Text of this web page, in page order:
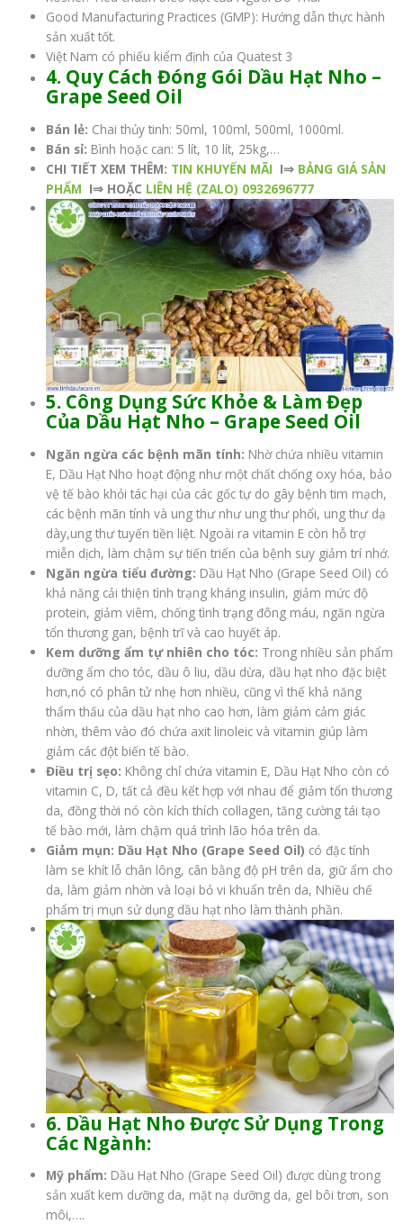
Good Manufacturing Practices (GMP): Hướng dẫn thực hành
sản xuất tốt.
Việt Nam có phiếu kiểm định của Quatest 3
4. Quy Cách Đóng Gói Dầu Hạt Nho –
Grape Seed Oil
Bán lẻ: Chai thủy tinh: 50ml, 100ml, 500ml, 1000ml.
Bán sỉ: Bình hoặc can: 5 lít, 10 lít, 25kg,…
CHI TIẾT XEM THÊM: TIN KHUYẾN MÃI I⇒ BẢNG GIÁ SẢN
PHẨM I⇒ HOẶC LIÊN HỆ (ZALO) 0932696777
5. Công Dụng Sức Khỏe & Làm Đẹp
Của Dầu Hạt Nho – Grape Seed Oil
Ngăn ngừa các bệnh mãn tính: Nhờ chứa nhiều vitamin
E, Dầu Hạt Nho hoạt động như một chất chống oxy hóa, bảo
vệ tế bào khỏi tác hại của các gốc tự do gây bệnh tim mạch,
các bệnh mãn tính và ung thư như ung thư phổi, ung thư dạ
dày,ung thư tuyến tiền liệt. Ngoài ra vitamin E còn hỗ trợ
miễn dịch, làm chậm sự tiến triển của bệnh suy giảm trí nhớ.
Ngăn ngừa tiểu đường: Dầu Hạt Nho (Grape Seed Oil) có
khả năng cải thiện tình trạng kháng insulin, giảm mức độ
protein, giảm viêm, chống tình trạng đông máu, ngăn ngừa
tổn thương gan, bệnh trĩ và cao huyết áp.
Kem dưỡng ẩm tự nhiên cho tóc: Trong nhiều sản phẩm
dưỡng ẩm cho tóc, dầu ô liu, dầu dừa, dầu hạt nho đặc biệt
hơn,nó có phân tử nhẹ hơn nhiều, cũng vì thế khả năng
thẩm thấu của dầu hạt nho cao hơn, làm giảm cảm giác
nhờn, thêm vào đó chứa axit linoleic và vitamin giúp làm
giảm các đột biến tế bào.
Điều trị sẹo: Không chỉ chứa vitamin E, Dầu Hạt Nho còn có
vitamin C, D, tất cả đều kết hợp với nhau để giảm tổn thương
da, đồng thời nó còn kích thích collagen, tăng cường tái tạo
tế bào mới, làm chậm quá trình lão hóa trên da.
Giảm mụn: Dầu Hạt Nho (Grape Seed Oil) có đặc tính
làm se khít lỗ chân lông, cân bằng độ pH trên da, giữ ẩm cho
da, làm giảm nhờn và loại bỏ vi khuẩn trên da, Nhiều chế
phẩm trị mụn sử dụng dầu hạt nho làm thành phần.
6. Dầu Hạt Nho Được Sử Dụng Trong
Các Ngành:
Mỹ phẩm: Dầu Hạt Nho (Grape Seed Oil) được dùng trong
sản xuất kem dưỡng da, mặt nạ dưỡng da, gel bôi trơn, son
môi,….